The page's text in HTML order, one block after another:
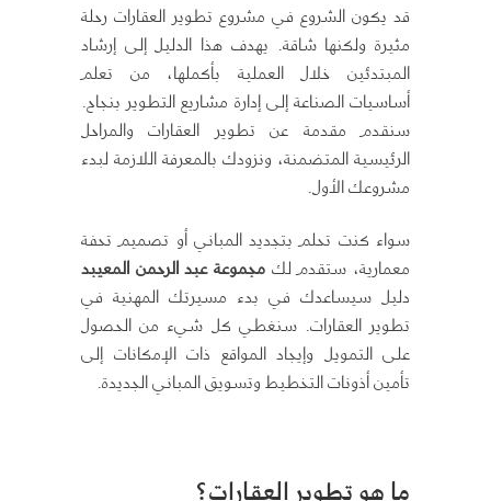
قد يكون الشروع في مشروع تطوير العقارات رحلة
مثيرة ولكنها شاقة. يهدف هذا الدليل إلى إرشاد
المبتدئين خلال العملية بأكملها، من تعلم
أساسيات الصناعة إلى إدارة مشاريع التطوير بنجاح.
سنقدم مقدمة عن تطوير العقارات والمراحل
الرئيسية المتضمنة، ونزودك بالمعرفة اللازمة لبدء
مشروعك الأول.
سواء كنت تحلم بتجديد المباني أو تصميم تحفة
معمارية، ستقدم لك مجموعة عبد الرحمن المعيبد
دليل سيساعدك في بدء مسيرتك المهنية في
تطوير العقارات. سنغطي كل شيء من الحصول
على التمويل وإيجاد المواقع ذات الإمكانات إلى
تأمين أذونات التخطيط وتسويق المباني الجديدة.
ما هو تطوير العقارات؟